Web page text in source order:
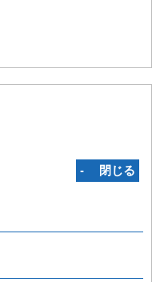
‐ 閉じる